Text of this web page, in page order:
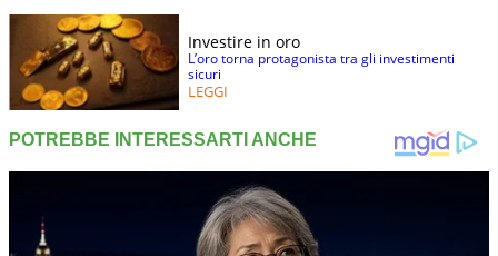
Investire in oro
L’oro torna protagonista tra gli investimenti
sicuri
LEGGI